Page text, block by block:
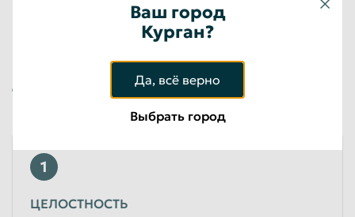
Требования при сдаче стеклотары в
1
ЦЕЛОСТНОСТЬ
Ваш город
Курган?
Да, всё верно
Выбрать город